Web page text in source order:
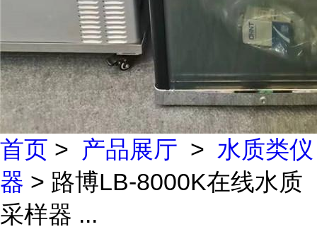
首页 > 产品展厅 > 水质类仪
器 > 路博LB-8000K在线水质
采样器 ...